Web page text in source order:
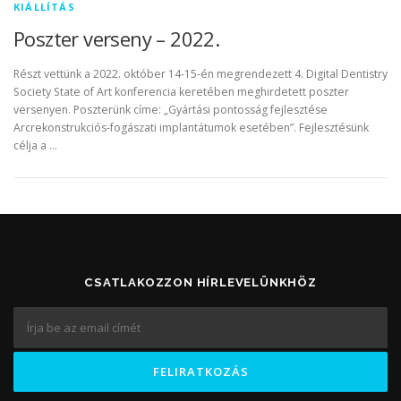
KIÁLLÍTÁS
Poszter verseny – 2022.
Részt vettünk a 2022. október 14-15-én megrendezett 4. Digital Dentistry
Society State of Art konferencia keretében meghirdetett poszter
versenyen. Poszterünk címe: „Gyártási pontosság fejlesztése
Arcrekonstrukciós-fogászati implantátumok esetében”. Fejlesztésünk
célja a …
CSATLAKOZZON HÍRLEVELÜNKHÖZ